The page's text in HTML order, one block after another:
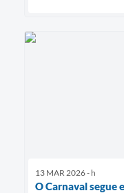
13 MAR 2026 - h
O Carnaval segue